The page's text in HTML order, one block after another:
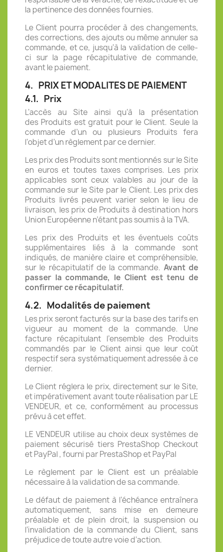
la pertinence des données fournies.
Le Client pourra procéder à des changements,
des corrections, des ajouts ou même annuler sa
commande, et ce, jusqu'à la validation de celle-
ci sur la page récapitulative de commande,
avant le paiement.
4. PRIX ET MODALITES DE PAIEMENT
4.1. Prix
L’accès au Site ainsi qu’à la présentation
des Produits est gratuit pour le Client. Seule la
commande d’un ou plusieurs Produitsfera
l’objet d’un règlement par ce dernier.
Les prix desProduitssont mentionnés sur le Site
en euros ettoutes taxes comprises. Les prix
applicables sont ceux valables au jour de la
commande sur le Site par le Client. Les prix des
Produits livréspeuvent varier selon le lieu de
livraison, les prix de Produits à destination hors
Union Européenne n’étant pas soumis à la TVA.
Les prix des Produits et les éventuels coûts
supplémentaires liés à la commande sont
indiqués, de manière claire et compréhensible,
sur le récapitulatif de la commande. Avant de
passer la commande, le Client est tenu de
confirmer ce récapitulatif.
4.2. Modalités de paiement
Les prix seront facturés sur la base des tarifs en
vigueur au moment de la commande. Une
facture récapitulant l’ensemble des Produits
commandés par le Client ainsi que leur coût
respectif sera systématiquement adressée à ce
dernier.
Le Client réglera le prix, directement sur le Site,
et impérativement avant toute réalisation par LE
VENDEUR, et ce, conformément au processus
prévu à cet effet.
LE VENDEUR utilise au choix deux systèmes de
paiement sécurisé tiers PrestaShop Checkout
et PayPal , fourni par PrestaShop et PayPal
Le règlement par le Client est un préalable
nécessaire à la validation de sa commande.
Le défaut de paiement à l’échéance entraînera
automatiquement, sans mise en demeure
préalable et de plein droit, la suspension ou
l’invalidation de la commande du Client, sans
préjudice de toute autre voie d’action.